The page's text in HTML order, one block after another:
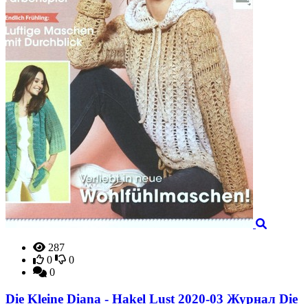
287
0
0
0
Die Kleine Diana - Hakel Lust 2020-03 Журнал Die